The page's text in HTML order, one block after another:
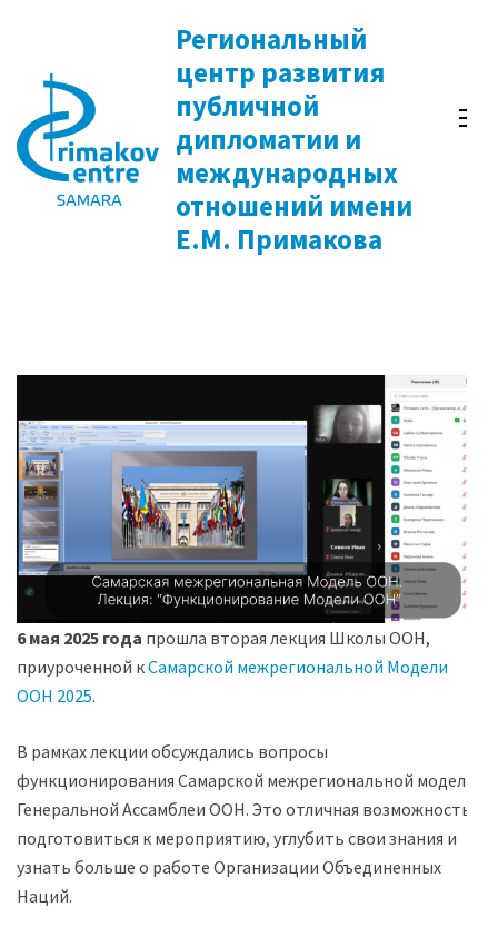
содержимому
(нажмите
Enter)
Региональный
центр развития
публичной
дипломатии и
международных
отношений имени
Е.М. Примакова
6 мая 2025 года прошла вторая лекция Школы ООН,
приуроченной кСамарской межрегиональной Модели
ООН 2025.
В рамках лекции обсуждались вопросы
функционирования Самарской межрегиональной модели
Генеральной Ассамблеи ООН. Это отличная возможность
подготовиться к мероприятию, углубить свои знания и
узнать больше о работе Организации Объединенных
Наций.